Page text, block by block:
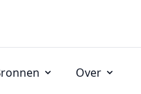
Over